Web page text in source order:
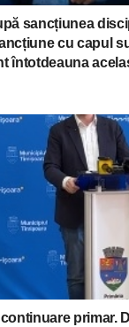
sancțiunea
cu capul
întotdeauna
primar.